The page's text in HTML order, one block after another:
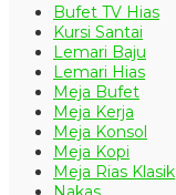
Bufet TV Hias
Kursi Santai
Lemari Baju
Lemari Hias
Meja Bufet
Meja Kerja
Meja Konsol
Meja Kopi
Meja Rias Klasik